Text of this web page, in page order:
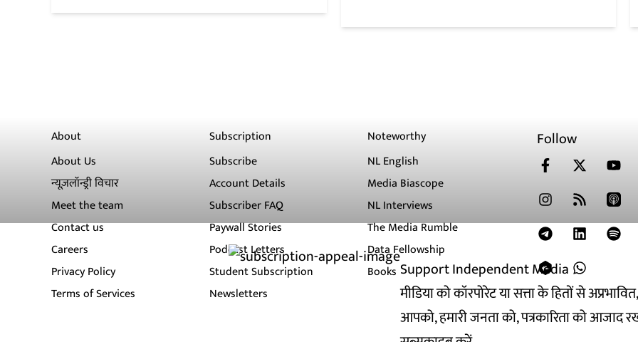
Support Independent Media
मीडिया को कॉरपोरेट या सत्ता के हितों से
आपको, हमारी जनता को, पत्रकारिता को
About
About Us
न्यूज़लॉन्ड्री विचार
Meet the team
Contact us
Careers
Privacy Policy
Terms of Services
Subscription
Subscribe
Account Details
Subscriber FAQ
Paywall Stories
Podcast Letters
Student Subscription
Newsletters
Noteworthy
NL English
Media Biascope
NL Interviews
The Media Rumble
Data Fellowship
Books
Follow